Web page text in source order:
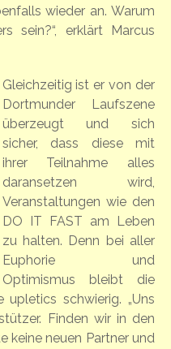
wieder an. Warum
sein?“, erklärt Marcus
Gleichzeitig ist er von der
Dortmunder Laufszene
überzeugt und sich
sicher, dass diese mit
ihrer Teilnahme alles
daransetzen wird,
Veranstaltungen wie den
DO IT FAST am Leben
zu halten. Denn bei aller
Euphorie und
Optimismus bleibt die
schwierig. „Uns
Finden wir in den
keine neuen Partner und